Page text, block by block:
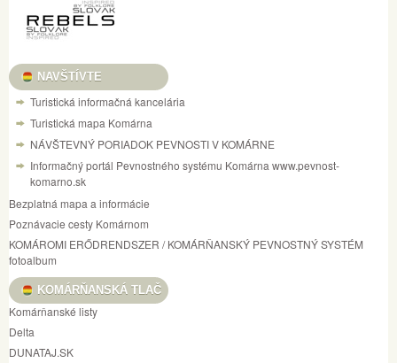
NAVŠTÍVTE
Turistická informačná kancelária
Turistická mapa Komárna
NÁVŠTEVNÝ PORIADOK PEVNOSTI V KOMÁRNE
Informačný portál Pevnostného systému Komárna www.pevnost-
komarno.sk
Bezplatná mapa a informácie
Poznávacie cesty Komárnom
KOMÁROMI ERŐDRENDSZER / KOMÁRŇANSKÝ PEVNOSTNÝ SYSTÉM
fotoalbum
KOMÁRŇANSKÁ TLAČ
Komárňanské listy
Delta
DUNATAJ.SK